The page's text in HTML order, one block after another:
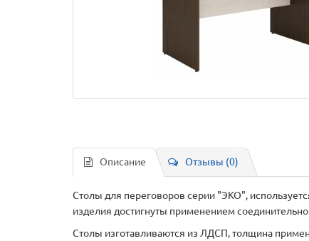
Описание Отзывы (0)
Столы для переговоров серии "ЭКО",
изделия достигнуты применением
Столы изготавливаются из ЛДСП, толщина